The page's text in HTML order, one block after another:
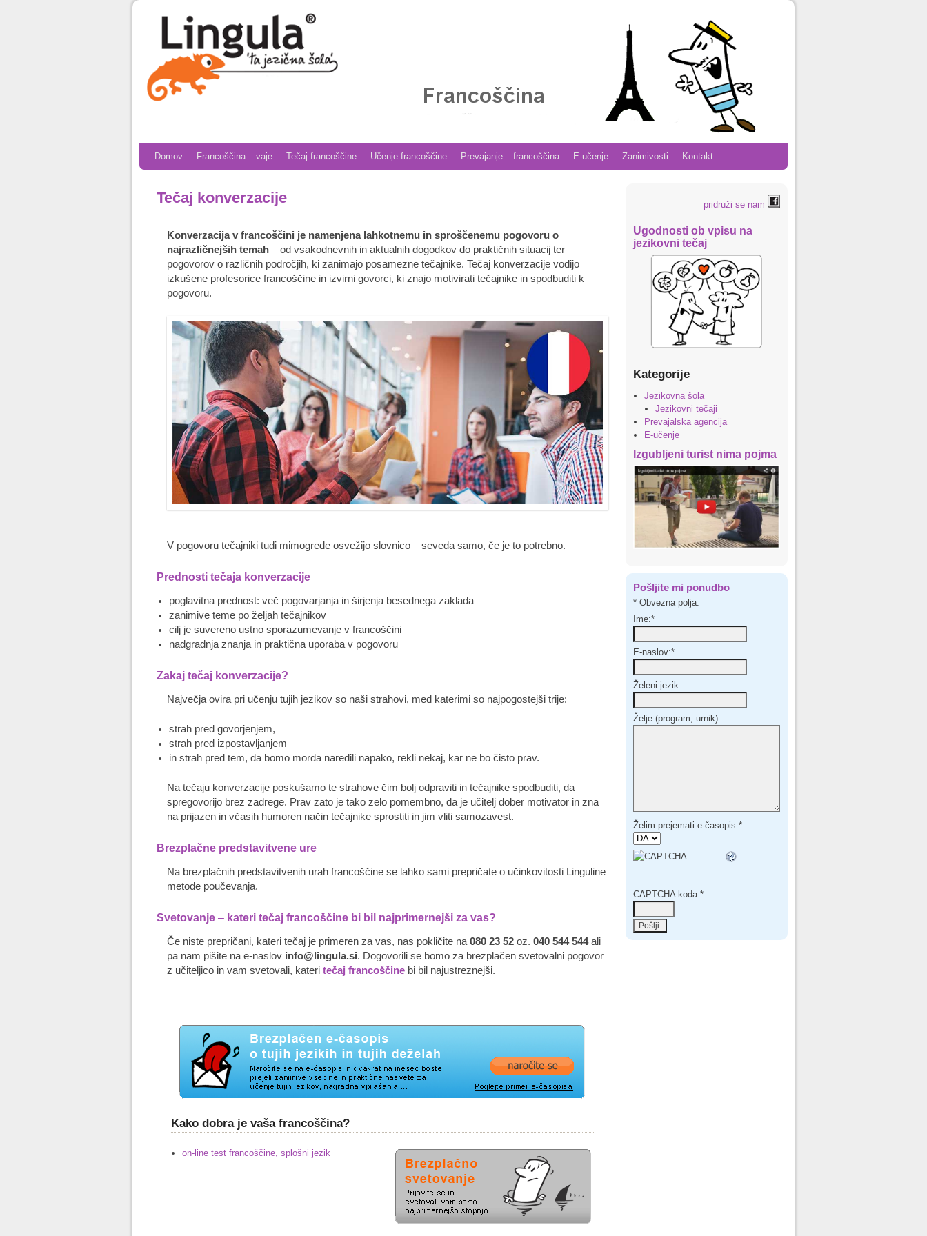
Domov Francoščina – vaje Tečaj francoščine Učenje francoščine Prevajanje – francoščina E-učenje Zanimivosti Kontakt
Tečaj konverzacije
Konverzacija v francoščini je namenjena lahkotnemu in sproščenemu pogovoru o
najrazličnejših temah – od vsakodnevnih in aktualnih dogodkov do praktičnih situacij ter
pogovorov o različnih področjih, ki zanimajo posamezne tečajnike. Tečaj konverzacije vodijo
izkušene profesorice francoščine in izvirni govorci, ki znajo motivirati tečajnike in spodbuditi k
pogovoru.
V pogovoru tečajniki tudi mimogrede osvežijo slovnico – seveda samo, če je to potrebno.
Prednosti tečaja konverzacije
poglavitna prednost: več pogovarjanja in širjenja besednega zaklada
zanimive teme po željah tečajnikov
cilj je suvereno ustno sporazumevanje v francoščini
nadgradnja znanja in praktična uporaba v pogovoru
Zakaj tečaj konverzacije?
Največja ovira pri učenju tujih jezikov so naši strahovi, med katerimi so najpogostejši trije:
strah pred govorjenjem,
strah pred izpostavljanjem
in strah pred tem, da bomo morda naredili napako, rekli nekaj, kar ne bo čisto prav.
Na tečaju konverzacije poskušamo te strahove čim bolj odpraviti in tečajnike spodbuditi, da
spregovorijo brez zadrege. Prav zato je tako zelo pomembno, da je učitelj dober motivator in zna
na prijazen in včasih humoren način tečajnike sprostiti in jim vliti samozavest.
Brezplačne predstavitvene ure
Na brezplačnih predstavitvenih urah francoščine se lahko sami prepričate o učinkovitosti Linguline
metode poučevanja.
Svetovanje ‒ kateri tečaj francoščine bi bil najprimernejši za vas?
Če niste prepričani, kateri tečaj je primeren za vas, nas pokličite na080 23 52 oz. 040 544 544ali
pa nam pišite na e-naslov info@lingula.si. Dogovorili se bomo za brezplačen svetovalni pogovor
z učiteljico in vam svetovali, kateri tečaj francoščine bi bil najustreznejši.
Kako dobra je vaša francoščina?
on-line test francoščine, splošni jezik
pridruži se nam
Ugodnosti ob vpisu na
jezikovni tečaj
Kategorije
Jezikovna šola
Jezikovni tečaji
Prevajalska agencija
E-učenje
Izgubljeni turist nima pojma
Pošljite mi ponudbo
* Obvezna polja.
Ime:*
E-naslov:*
Želeni jezik:
Želje (program, urnik):
Želim prejemati e-časopis:*
CAPTCHA koda.*